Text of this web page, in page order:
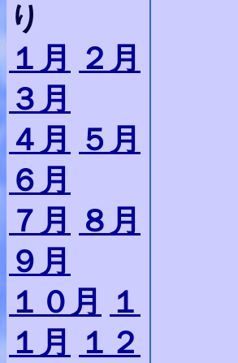
り
１月
２月
３月
４月
５月
６月
７月
８月
９月
１０月
１
１月
１２